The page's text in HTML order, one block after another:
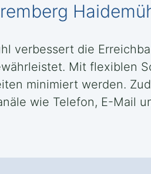
verbessert die
Mit flexiblen
minimiert werden.
wie Telefon, E-Mail